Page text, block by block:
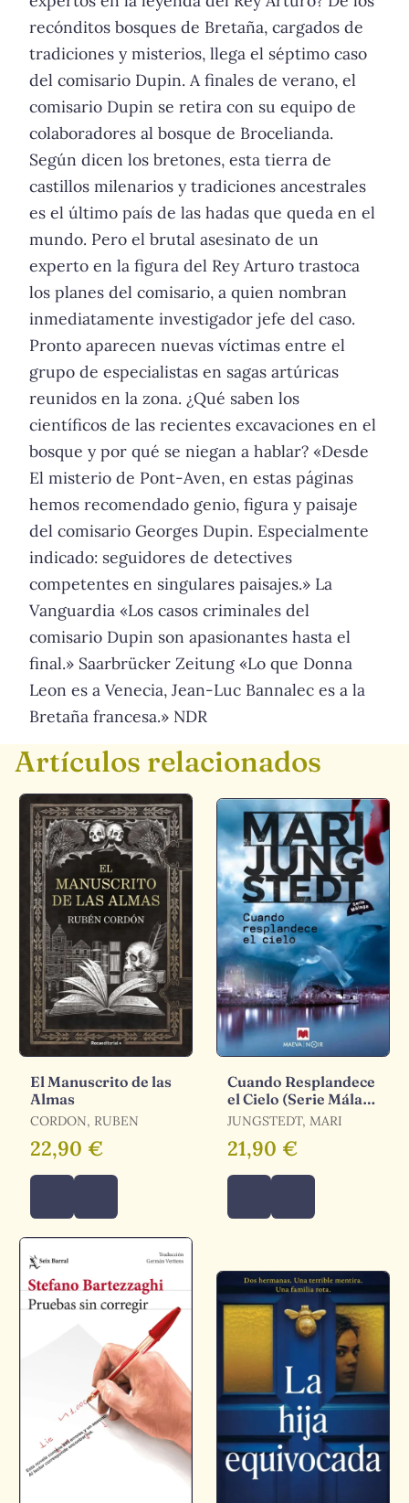
recónditos bosques de Bretaña, cargados de
tradiciones y misterios, llega el séptimo caso
del comisario Dupin. A finales de verano, el
comisario Dupin se retira con su equipo de
colaboradores al bosque de Brocelianda.
Según dicen los bretones, esta tierra de
castillos milenarios y tradiciones ancestrales
es el último país de las hadas que queda en el
mundo. Pero el brutal asesinato de un
experto en la figura del Rey Arturo trastoca
los planes del comisario, a quien nombran
inmediatamente investigador jefe del caso.
Pronto aparecen nuevas víctimas entre el
grupo de especialistas en sagas artúricas
reunidos en la zona. ¿Qué saben los
científicos de las recientes excavaciones en el
bosque y por qué se niegan a hablar? «Desde
El misterio de Pont-Aven, en estas páginas
hemos recomendado genio, figura y paisaje
del comisario Georges Dupin. Especialmente
indicado: seguidores de detectives
competentes en singulares paisajes.» La
Vanguardia «Los casos criminales del
comisario Dupin son apasionantes hasta el
final.» Saarbrücker Zeitung «Lo que Donna
Leon es a Venecia, Jean-Luc Bannalec es a la
Bretaña francesa.» NDR
Artículos relacionados
El Manuscrito de las
Almas
CORDON, RUBEN
22,90 €
Cuando Resplandece
el Cielo (Serie Málaga
3)
JUNGSTEDT, MARI
21,90 €